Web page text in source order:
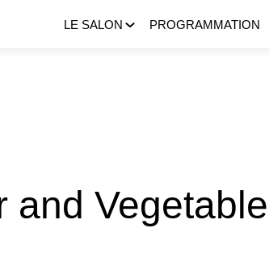
LE SALON PROGRAMMATION
and Vegetable